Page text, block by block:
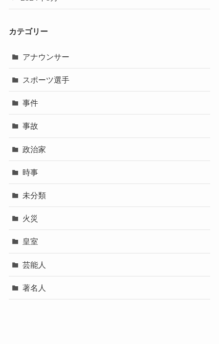
カテゴリー
アナウンサー
スポーツ選手
事件
事故
政治家
時事
未分類
火災
皇室
芸能人
著名人